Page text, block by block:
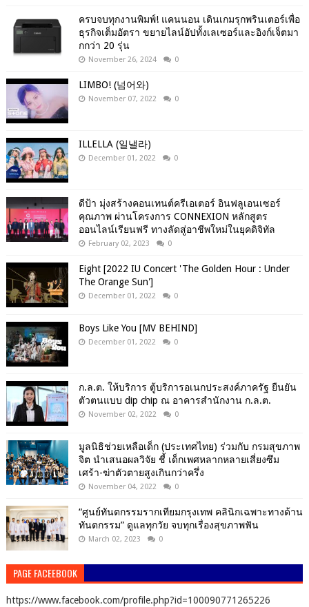
ครบจบทุกงานพิมพ์! แคนนอน เดินเกมรุกพรินเตอร์เพื่อ
ธุรกิจเต็มอัตรา ขยายไลน์อัปทั้งเลเซอร์และอิงก์เจ็ตมา
กกว่า 20 รุ่น
November 26, 2024 0
LIMBO! (넘어와)
November 07, 2022 0
ILLELLA (일낼라)
December 01, 2022 0
ดีป้า มุ่งสร้างคอนเทนต์ครีเอเตอร์ อินฟลูเอนเซอร์
คุณภาพ ผ่านโครงการ CONNEXION หลักสูตร
ออนไลน์เรียนฟรี ทางลัดสู่อาชีพใหม่ในยุคดิจิทัล
February 02, 2023 0
Eight [2022 IU Concert 'The Golden Hour : Under
The Orange Sun']
December 01, 2022 0
Boys Like You [MV BEHIND]
December 01, 2022 0
ก.ล.ต. ให้บริการ ตู้บริการอเนกประสงค์ภาครัฐ ยืนยัน
ตัวตนแบบ dip chip ณ อาคารสำนักงาน ก.ล.ต.
November 02, 2022 0
มูลนิธิช่วยเหลือเด็ก (ประเทศไทย) ร่วมกับ กรมสุขภาพ
จิต นำเสนอผลวิจัย ชี้ เด็กเพศหลากหลายเสี่ยงซึม
เศร้า-ฆ่าตัวตายสูงเกินกว่าครึ่ง
November 04, 2022 0
“ศูนย์ทันตกรรมรากเทียมกรุงเทพ คลินิกเฉพาะทางด้าน
ทันตกรรม” ดูแลทุกวัย จบทุกเรื่องสุขภาพฟัน
March 02, 2023 0
PAGE FACEEBOOK
https://www.facebook.com/profile.php?id=100090771265226